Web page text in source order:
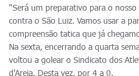
"Será um preparativo para o
contra o São Luiz. Vamos usar a
compreensão tatica que já
Na sexta, encerrando a quarta
voltou a golear o Sindicato dos
d'Areia. Desta vez, por 4 a 0.